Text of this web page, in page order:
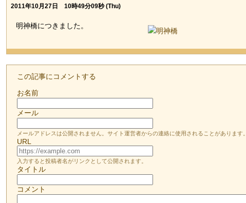
2011年10月27日 10時49分09秒 (Thu)
明神橋につきました。
この記事にコメントする
お名前
メール
メールアドレスは公開されません。サイト運営者からの連絡に使用されることがあります。
URL
入力すると投稿者名がリンクとして公開されます。
タイトル
コメント